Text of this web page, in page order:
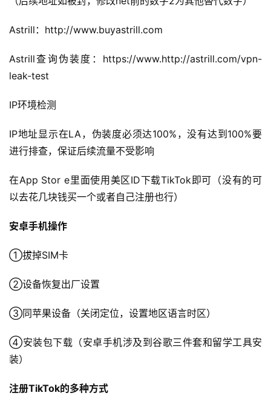
首
全
球
开
店
境
科
媒
销
跨
导
航
Astrill：http://www.buyastrill.com
Astrill查询伪装度：https://www.http://astrill.com/vpn-
leak-test
IP环境检测
IP地址显示在LA，伪装度必须达100%，没有达到100%要
进行排查，保证后续流量不受影响
在App Stor e里面使用美区ID下载TikTok即可（没有的可
以去花几块钱买一个或者自己注册也行）
安卓手机操作
①拔掉SIM卡
②设备恢复出厂设置
③同苹果设备（关闭定位，设置地区语言时区）
④安装包下载（安卓手机涉及到谷歌三件套和留学工具安
装）
注册TikTok的多种方式